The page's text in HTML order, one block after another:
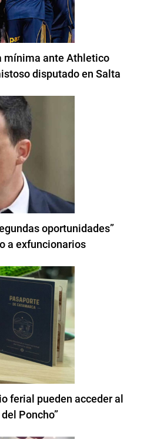
mínima ante Athletico
disputado en Salta
oportunidades”
a exfuncionarios
ferial pueden acceder al
Poncho”